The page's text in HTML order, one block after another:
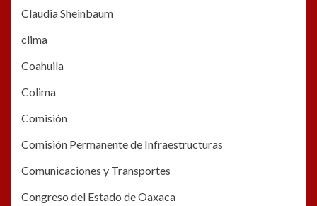
Claudia Sheinbaum
clima
Coahuila
Colima
Comisión
Comisión Permanente de Infraestructuras
Comunicaciones y Transportes
Congreso del Estado de Oaxaca